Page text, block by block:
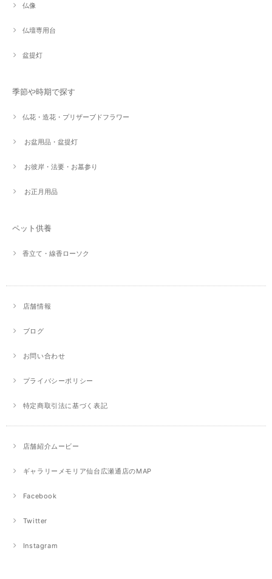
仏像
仏壇専用台
盆提灯
季節や時期で探す
仏花・造花・プリザーブドフラワー
お盆用品・盆提灯
お彼岸・法要・お墓参り
お正月用品
ペット供養
香立て・線香ローソク
店舗情報
ブログ
お問い合わせ
プライバシーポリシー
特定商取引法に基づく表記
店舗紹介ムービー
ギャラリーメモリア仙台広瀬通店のMAP
Facebook
Twitter
Instagram